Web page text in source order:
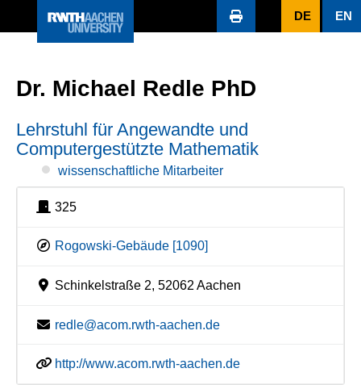
DE EN
Dr. Michael Redle PhD
Lehrstuhl für Angewandte und
Computergestützte Mathematik
wissenschaftliche Mitarbeiter
325
Rogowski-Gebäude [1090]
Schinkelstraße 2, 52062 Aachen
redle@acom.rwth-aachen.de
http://www.acom.rwth-aachen.de